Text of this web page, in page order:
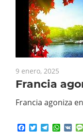
9 enero, 2025
Francia
Francia agoniza
Facebook
TwitterTelegram
VK